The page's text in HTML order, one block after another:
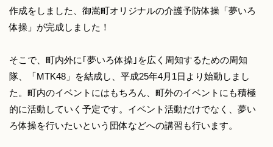
作成をしました、御嵩町オリジナルの介護予防体操「夢いろ
体操」が完成しました！
そこで、町内外に｢夢いろ体操｣を広く周知するための周知
隊、「MTK48」を結成し、平成25年4月1日より始動しまし
た。町内のイベントにはもちろん、町外のイベントにも積極
的に活動していく予定です。イベント活動だけでなく、夢い
ろ体操を行いたいという団体などへの講習も行います。